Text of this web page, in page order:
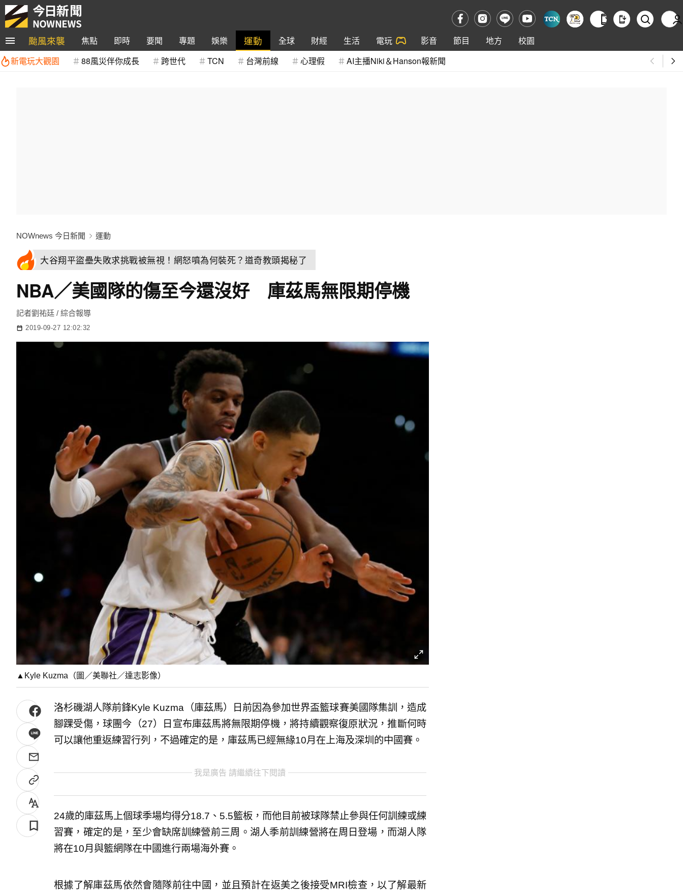
颱風來襲 焦點 即時 要聞 專題 娛樂 運動 全球 財經 生活 電玩 影音 節目 地方
校園
新電玩大觀園
88風災伴你成長 跨世代 TCN 台灣前線 心理假 AI主播Niki＆Hanson報新聞
NOWnews 今日新聞 運動
大谷翔平盜壘失敗求挑戰被無視！網怒噴為何裝死？道奇教頭揭秘了
NBA／美國隊的傷至今還沒好 庫茲馬無限期停機
記者劉祐廷 / 綜合報導
2019-09-27 12:02:32
▲Kyle Kuzma（圖／美聯社／達志影像）
洛杉磯湖人隊前鋒Kyle Kuzma（庫茲馬）日前因為參加世界盃籃球賽美國隊集訓，造成
腳踝受傷，球團今（27）日宣布庫茲馬將無限期停機，將持續觀察復原狀況，推斷何時
可以讓他重返練習行列，不過確定的是，庫茲馬已經無緣10月在上海及深圳的中國賽。
我是廣告 請繼續往下閱讀
24歲的庫茲馬上個球季場均得分18.7、5.5籃板，而他目前被球隊禁止參與任何訓練或練
習賽，確定的是，至少會缺席訓練營前三周。湖人季前訓練營將在周日登場，而湖人隊
將在10月與籃網隊在中國進行兩場海外賽。
根據了解庫茲馬依然會隨隊前往中國，並且預計在返美之後接受MRI檢查，以了解最新